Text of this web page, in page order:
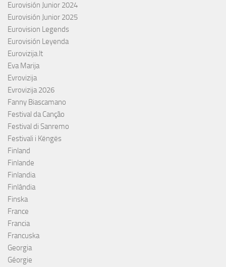
Eurovisión Junior 2024
Eurovisión Junior 2025
Eurovision Legends
Eurovisión Leyenda
Eurovizija.lt
Eva Marija
Evrovizija
Evrovizija 2026
Fanny Biascamano
Festival da Canção
Festival di Sanremo
Festivali i Këngës
Finland
Finlande
Finlandia
Finlândia
Finska
France
Francia
Francuska
Georgia
Géorgie